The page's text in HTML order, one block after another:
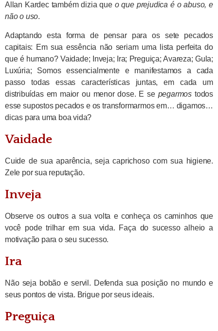
Allan Kardec também dizia que o que prejudica é o abuso, e
não o uso.
Adaptando esta forma de pensar para os sete pecados
capitais: Em sua essência não seriam uma lista perfeita do
que é humano? Vaidade; Inveja; Ira; Preguiça; Avareza; Gula;
Luxúria; Somos essencialmente e manifestamos a cada
passo todas essas características juntas, em cada um
distribuídas em maior ou menor dose. E se pegarmos todos
esse supostos pecados e os transformarmos em… digamos…
dicas para uma boa vida?
Vaidade
Cuide de sua aparência, seja caprichoso com sua higiene.
Zele por sua reputação.
Inveja
Observe os outros a sua volta e conheça os caminhos que
você pode trilhar em sua vida. Faça do sucesso alheio a
motivação para o seu sucesso.
Ira
Não seja bobão e servil. Defenda sua posição no mundo e
seus pontos de vista. Brigue por seus ideais.
Preguiça